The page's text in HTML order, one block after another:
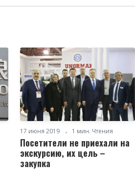
17 июня 2019 1 мин. Чтения
Посетители не приехали на
экскурсию, их цель –
закупка